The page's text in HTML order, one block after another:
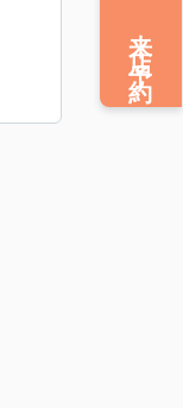
来店予約